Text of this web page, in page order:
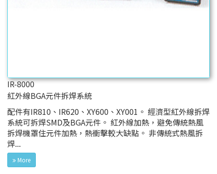
IR-8000
紅外線BGA元件拆焊系統
配件有IR810、IR620、XY600、XY001。 經濟型紅外線拆焊
系統可拆焊SMD及BGA元件。 紅外線加熱，避免傳統熱風
拆焊機罩住元件加熱，熱衝擊較大缺點。 非傳統式熱風拆
焊...
More